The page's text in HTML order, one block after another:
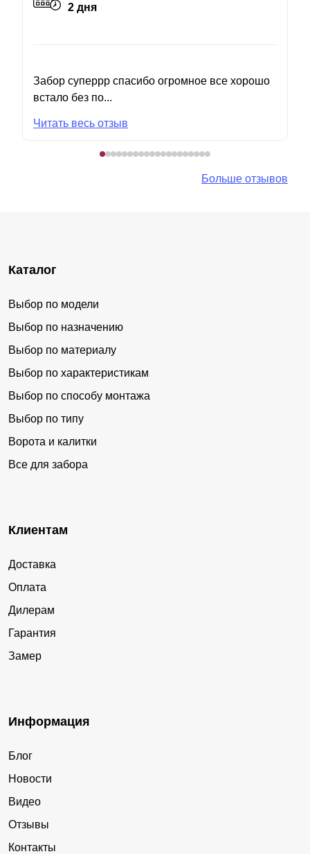
2 дня
Забор суперрр спасибо огромное все хорошо
встало без по...
Читать весь отзыв
Больше отзывов
Каталог
Выбор по модели
Выбор по назначению
Выбор по материалу
Выбор по характеристикам
Выбор по способу монтажа
Выбор по типу
Ворота и калитки
Все для забора
Клиентам
Доставка
Оплата
Дилерам
Гарантия
Замер
Информация
Блог
Новости
Видео
Отзывы
Контакты